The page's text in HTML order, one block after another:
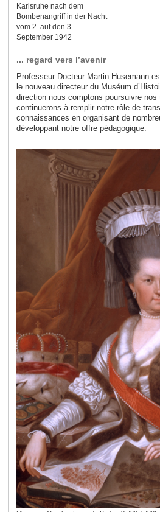
Karlsruhe nach dem
Bombenangriff in der Nacht
vom 2. auf den 3.
September 1942
... regard vers l’avenir
Professeur Docteur Martin Husemann
le nouveau directeur du Muséum
direction nous comptons poursuivre
continuerons à remplir notre rôle de
connaissances en organisant de
développant notre offre pédagogique.